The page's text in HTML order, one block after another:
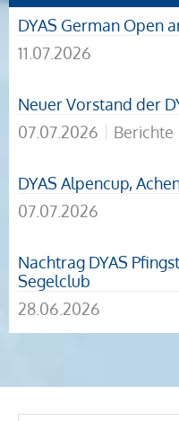
DYAS German Open
11.07.2026
Neuer Vorstand der
07.07.2026
Berichte
DYAS Alpencup,
07.07.2026
Nachtrag DYAS
Segelclub
28.06.2026